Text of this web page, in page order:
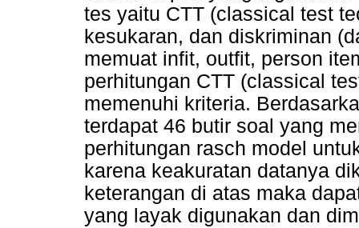
tes yaitu CTT (classical test
kesukaran, dan diskriminan
memuat infit, outfit, person
perhitungan CTT (classical
memenuhi kriteria.
terdapat 46 butir soal yang
perhitungan rasch model
karena keakuratan datanya
keterangan di atas maka
yang layak digunakan dan